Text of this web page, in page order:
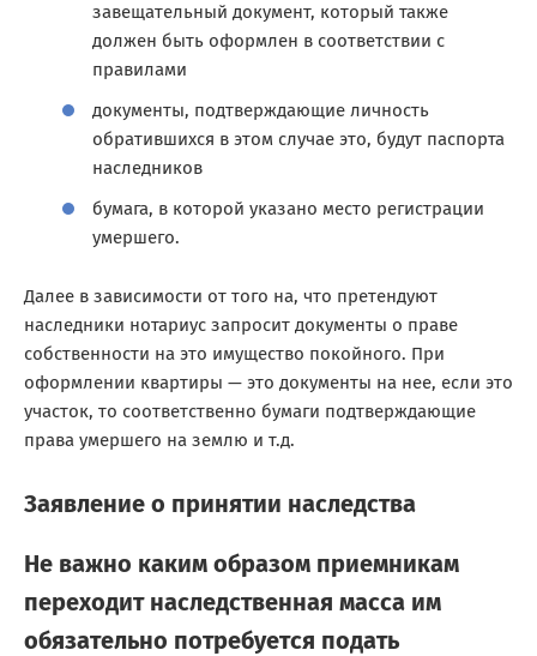
завещательный документ, который также
должен быть оформлен в соответствии с
правилами
документы, подтверждающие личность
обратившихся в этом случае это, будут паспорта
наследников
бумага, в которой указано место регистрации
умершего.
Далее в зависимости от того на, что претендуют
наследники нотариус запросит документы о праве
собственности на это имущество покойного. При
оформлении квартиры — это документы на нее, если это
участок, то соответственно бумаги подтверждающие
права умершего на землю и т.д.
Заявление о принятии наследства
Не важно каким образом приемникам
переходит наследственная масса им
обязательно потребуется подать